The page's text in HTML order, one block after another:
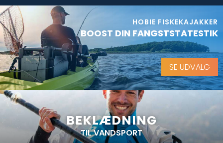
HOBIE FISKEKAJAKKER
BOOST DIN FANGSTSTATESTIK
SE UDVALG
BEKLÆDNING
TIL VANDSPORT